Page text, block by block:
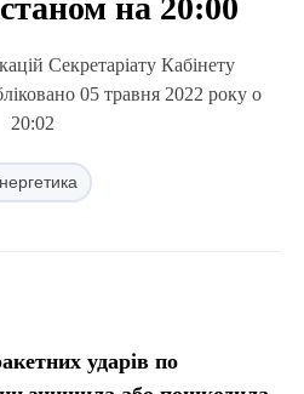
на 20:00
Секретаріату Кабінету
05 травня 2022 року о
20:02
ударів по